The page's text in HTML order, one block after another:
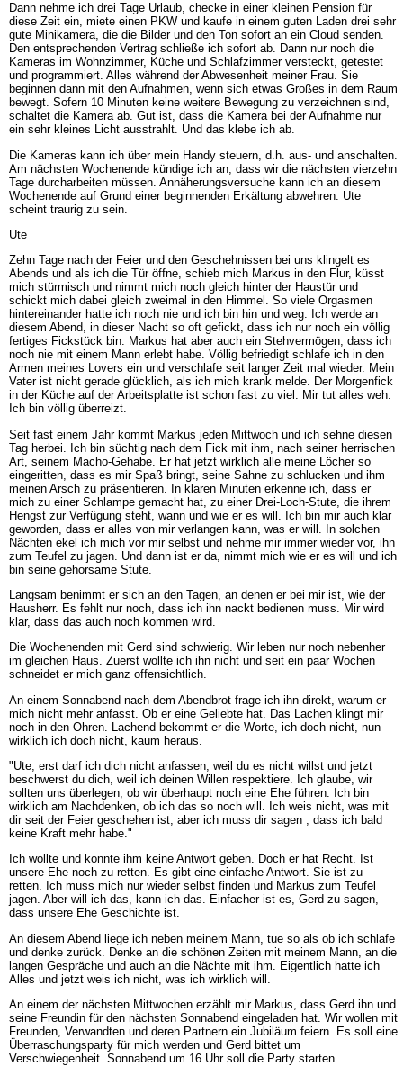
Dann nehme ich drei Tage Urlaub, checke in einer kleinen Pension für
diese Zeit ein, miete einen PKW und kaufe in einem guten Laden drei sehr
gute Minikamera, die die Bilder und den Ton sofort an ein Cloud senden.
Den entsprechenden Vertrag schließe ich sofort ab. Dann nur noch die
Kameras im Wohnzimmer, Küche und Schlafzimmer versteckt, getestet
und programmiert. Alles während der Abwesenheit meiner Frau. Sie
beginnen dann mit den Aufnahmen, wenn sich etwas Großes in dem Raum
bewegt. Sofern 10 Minuten keine weitere Bewegung zu verzeichnen sind,
schaltet die Kamera ab. Gut ist, dass die Kamera bei der Aufnahme nur
ein sehr kleines Licht ausstrahlt. Und das klebe ich ab.
Die Kameras kann ich über mein Handy steuern, d.h. aus- und anschalten.
Am nächsten Wochenende kündige ich an, dass wir die nächsten vierzehn
Tage durcharbeiten müssen. Annäherungsversuche kann ich an diesem
Wochenende auf Grund einer beginnenden Erkältung abwehren. Ute
scheint traurig zu sein.
Ute
Zehn Tage nach der Feier und den Geschehnissen bei uns klingelt es
Abends und als ich die Tür öffne, schieb mich Markus in den Flur, küsst
mich stürmisch und nimmt mich noch gleich hinter der Haustür und
schickt mich dabei gleich zweimal in den Himmel. So viele Orgasmen
hintereinander hatte ich noch nie und ich bin hin und weg. Ich werde an
diesem Abend, in dieser Nacht so oft gefickt, dass ich nur noch ein völlig
fertiges Fickstück bin. Markus hat aber auch ein Stehvermögen, dass ich
noch nie mit einem Mann erlebt habe. Völlig befriedigt schlafe ich in den
Armen meines Lovers ein und verschlafe seit langer Zeit mal wieder. Mein
Vater ist nicht gerade glücklich, als ich mich krank melde. Der Morgenfick
in der Küche auf der Arbeitsplatte ist schon fast zu viel. Mir tut alles weh.
Ich bin völlig überreizt.
Seit fast einem Jahr kommt Markus jeden Mittwoch und ich sehne diesen
Tag herbei. Ich bin süchtig nach dem Fick mit ihm, nach seiner herrischen
Art, seinem Macho-Gehabe. Er hat jetzt wirklich alle meine Löcher so
eingeritten, dass es mir Spaß bringt, seine Sahne zu schlucken und ihm
meinen Arsch zu präsentieren. In klaren Minuten erkenne ich, dass er
mich zu einer Schlampe gemacht hat, zu einer Drei-Loch-Stute, die ihrem
Hengst zur Verfügung steht, wann und wie er es will. Ich bin mir auch klar
geworden, dass er alles von mir verlangen kann, was er will. In solchen
Nächten ekel ich mich vor mir selbst und nehme mir immer wieder vor, ihn
zum Teufel zu jagen. Und dann ist er da, nimmt mich wie er es will und ich
bin seine gehorsame Stute.
Langsam benimmt er sich an den Tagen, an denen er bei mir ist, wie der
Hausherr. Es fehlt nur noch, dass ich ihn nackt bedienen muss. Mir wird
klar, dass das auch noch kommen wird.
Die Wochenenden mit Gerd sind schwierig. Wir leben nur noch nebenher
im gleichen Haus. Zuerst wollte ich ihn nicht und seit ein paar Wochen
schneidet er mich ganz offensichtlich.
An einem Sonnabend nach dem Abendbrot frage ich ihn direkt, warum er
mich nicht mehr anfasst. Ob er eine Geliebte hat. Das Lachen klingt mir
noch in den Ohren. Lachend bekommt er die Worte, ich doch nicht, nun
wirklich ich doch nicht, kaum heraus.
"Ute, erst darf ich dich nicht anfassen, weil du es nicht willst und jetzt
beschwerst du dich, weil ich deinen Willen respektiere. Ich glaube, wir
sollten uns überlegen, ob wir überhaupt noch eine Ehe führen. Ich bin
wirklich am Nachdenken, ob ich das so noch will. Ich weis nicht, was mit
dir seit der Feier geschehen ist, aber ich muss dir sagen , dass ich bald
keine Kraft mehr habe."
Ich wollte und konnte ihm keine Antwort geben. Doch er hat Recht. Ist
unsere Ehe noch zu retten. Es gibt eine einfache Antwort. Sie ist zu
retten. Ich muss mich nur wieder selbst finden und Markus zum Teufel
jagen. Aber will ich das, kann ich das. Einfacher ist es, Gerd zu sagen,
dass unsere Ehe Geschichte ist.
An diesem Abend liege ich neben meinem Mann, tue so als ob ich schlafe
und denke zurück. Denke an die schönen Zeiten mit meinem Mann, an die
langen Gespräche und auch an die Nächte mit ihm. Eigentlich hatte ich
Alles und jetzt weis ich nicht, was ich wirklich will.
An einem der nächsten Mittwochen erzählt mir Markus, dass Gerd ihn und
seine Freundin für den nächsten Sonnabend eingeladen hat. Wir wollen mit
Freunden, Verwandten und deren Partnern ein Jubiläum feiern. Es soll eine
Überraschungsparty für mich werden und Gerd bittet um
Verschwiegenheit. Sonnabend um 16 Uhr soll die Party starten.